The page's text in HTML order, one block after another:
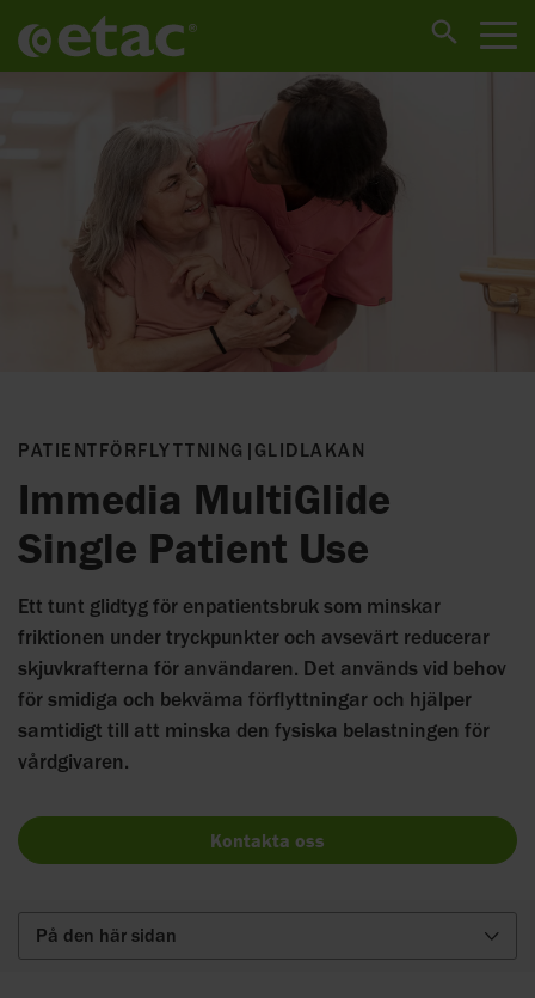
PATIENTFÖRFLYTTNING | GLIDLAKAN
Immedia MultiGlide
Single Patient Use
Ett tunt glidtyg för enpatientsbruk som minskar
friktionen under tryckpunkter och avsevärt reducerar
skjuvkrafterna för användaren. Det används vid behov
för smidiga och bekväma förflyttningar och hjälper
samtidigt till att minska den fysiska belastningen för
vårdgivaren.
Kontakta oss
På den här sidan